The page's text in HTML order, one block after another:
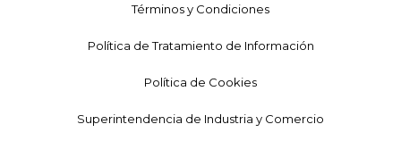
Términos y Condiciones
Política de Tratamiento de Información
Política de Cookies
Superintendencia de Industria y Comercio